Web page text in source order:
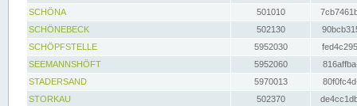
SCHÖNA
501010
SCHÖNEBECK
502130
SCHÖPFSTELLE
5952030
SEEMANNSHÖFT
5952060
STADERSAND
5970013
STORKAU
502370